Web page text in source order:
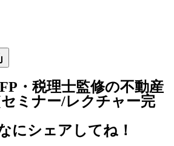
・税理士監修の不動産
ミナー/レクチャー完
にシェアしてね！